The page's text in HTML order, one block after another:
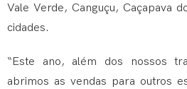
Vale Verde, Canguçu, Caçapava
cidades.
“Este ano, além dos nossos
abrimos as vendas para outros